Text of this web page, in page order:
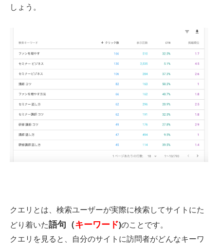
しょう。
クエリとは、検索ユーザーが実際に検索してサイトにた
どり着いた語句（キーワード)のことです。
クエリを見ると、自分のサイトに訪問者がどんなキーワ